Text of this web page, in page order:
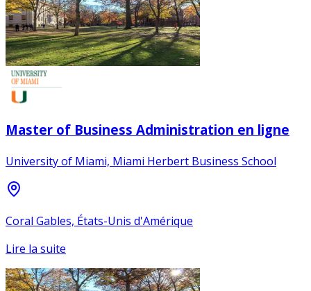
Master of Business Administration en ligne
University of Miami, Miami Herbert Business School
Coral Gables, États-Unis d'Amérique
Lire la suite